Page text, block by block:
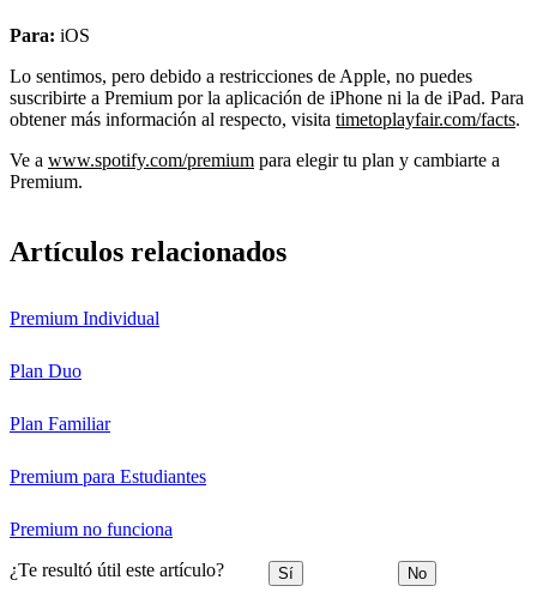
Para: iOS
Lo sentimos, pero debido a restricciones de Apple, no puedes
suscribirte a Premium por la aplicación de iPhone ni la de iPad. Para
obtener más información al respecto, visita timetoplayfair.com/facts.
Ve a www.spotify.com/premium para elegir tu plan y cambiarte a
Premium.
Artículos relacionados
Premium Individual
Plan Duo
Plan Familiar
Premium para Estudiantes
Premium no funciona
¿Te resultó útil este artículo? Sí No